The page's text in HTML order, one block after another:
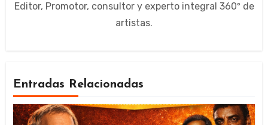
Editor, Promotor, consultor y experto integral 360º de
artistas.
Entradas Relacionadas